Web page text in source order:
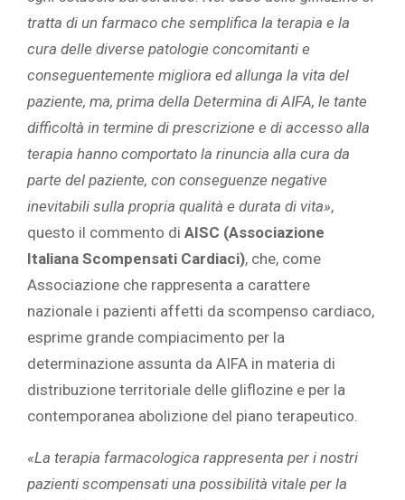
tratta di un farmaco che semplifica la terapia e la
cura delle diverse patologie concomitanti e
conseguentemente migliora ed allunga la vita del
paziente, ma, prima della Determina di AIFA, le tante
difficoltà in termine di prescrizione e di accesso alla
terapia hanno comportato la rinuncia alla cura da
parte del paziente, con conseguenze negative
inevitabili sulla propria qualità e durata di vita»,
questo il commento di AISC (Associazione
Italiana Scompensati Cardiaci), che, come
Associazione che rappresenta a carattere
nazionale i pazienti affetti da scompenso cardiaco,
esprime grande compiacimento per la
determinazione assunta da AIFA in materia di
distribuzione territoriale delle gliflozine e per la
contemporanea abolizione del piano terapeutico.
«La terapia farmacologica rappresenta per i nostri
pazienti scompensati una possibilità vitale per la